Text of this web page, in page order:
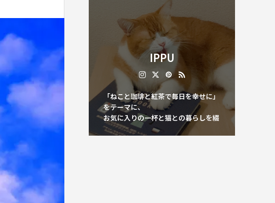
IPPU
「ねこと珈琲と紅茶で毎日を幸せに」
をテーマに、
お気に入りの一杯と猫との暮らしを綴
っています。
等身大の視点で、心地よい生活のヒン